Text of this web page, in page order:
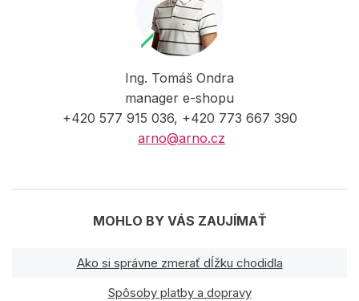
Ing. Tomáš Ondra
manager e-shopu
+420 577 915 036, +420 773 667 390
arno@arno.cz
MOHLO BY VÁS ZAUJÍMAŤ
Ako si správne zmerať dĺžku chodidla
Spôsoby platby a dopravy